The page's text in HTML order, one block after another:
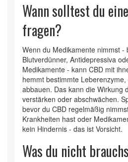
Wann solltest du
fragen?
Wenn du Medikamente nimmst -
Blutverdünner, Antidepressiva
Medikamente - kann CBD mit
hemmt bestimmte
abbauen. Das kann die Wirkung
verstärken oder abschwächen.
bevor du CBD regelmäßig
Krankheiten hast oder
kein Hindernis - das ist Vorsicht.
Was du nicht